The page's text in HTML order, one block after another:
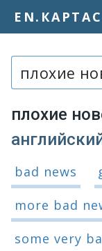
плохие
Варианты
bad news
more bad
some very